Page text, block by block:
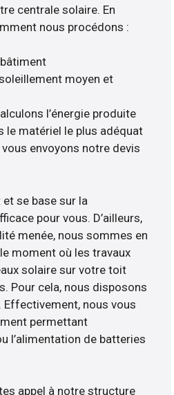
centrale solaire. En
nous procédons :
moyen et
l’énergie produite
le matériel le plus adéquat
envoyons notre devis
se base sur la
pour vous. D’ailleurs,
menée, nous sommes en
moment où les travaux
solaire sur votre toit
Pour cela, nous disposons
nous vous
permettant
l’alimentation de batteries
appel à notre structure